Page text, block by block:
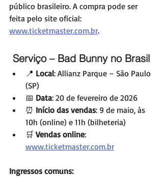
público brasileiro. A compra pode ser
feita pelo site oficial:
www.ticketmaster.com.br.
Serviço – Bad Bunny no Brasil
📍 Local: Allianz Parque – São Paulo
(SP)
📅 Data: 20 de fevereiro de 2026
⏰ Início das vendas: 9 de maio, às
10h (online) e 11h (bilheteria)
🛒 Vendas online:
www.ticketmaster.com.br
Ingressos comuns: